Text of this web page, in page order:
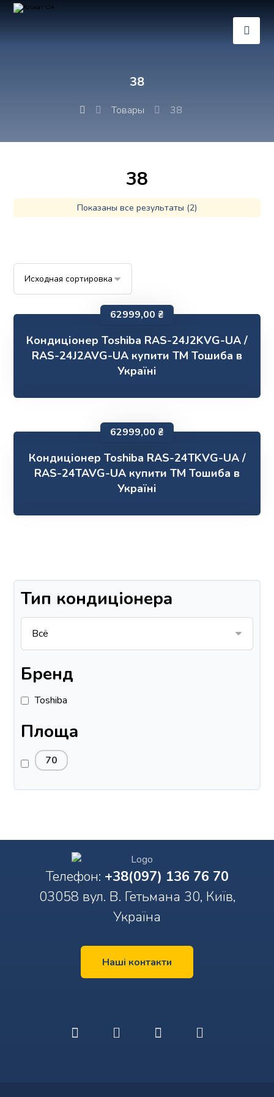
38
Товары 38
38
Показаны все результаты (2)
Кондиціонер Toshiba RAS-24J2KVG-UA /
RAS-24J2AVG-UA купити ТМ Тошиба в
Україні
62999,00 ₴
Кондиціонер Toshiba RAS-24TKVG-UA /
RAS-24TAVG-UA купити ТМ Тошиба в
Україні
62999,00 ₴
Тип кондиціонера
Бренд
Toshiba
Площа
70
Телефон: +38(097) 136 76 70
03058 вул. В. Гетьмана 30, Київ,
Україна
Наші контакти